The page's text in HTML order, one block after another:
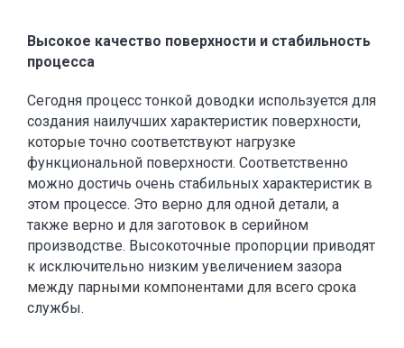
Высокое качество поверхности и стабильность
процесса
Сегодня процесс тонкой доводки используется для
создания наилучших характеристик поверхности,
которые точно соответствуют нагрузке
функциональной поверхности. Соответственно
можно достичь очень стабильных характеристик в
этом процессе. Это верно для одной детали, а
также верно и для заготовок в серийном
производстве. Высокоточные пропорции приводят
к исключительно низким увеличением зазора
между парными компонентами для всего срока
службы.